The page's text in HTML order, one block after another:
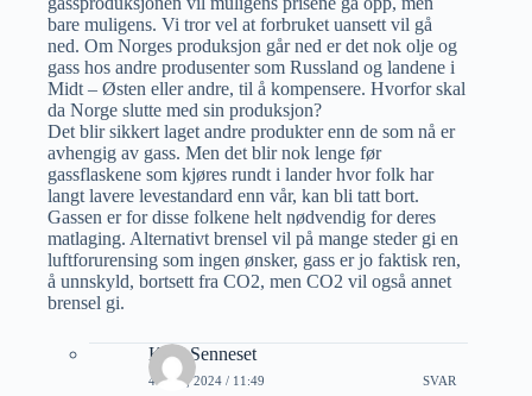
bare muligens. Vi tror vel at forbruket uansett vil gå
ned. Om Norges produksjon går ned er det nok olje og
gass hos andre produsenter som Russland og landene i
Midt – Østen eller andre, til å kompensere. Hvorfor skal
da Norge slutte med sin produksjon?
Det blir sikkert laget andre produkter enn de som nå er
avhengig av gass. Men det blir nok lenge før
gassflaskene som kjøres rundt i lander hvor folk har
langt lavere levestandard enn vår, kan bli tatt bort.
Gassen er for disse folkene helt nødvendig for deres
matlaging. Alternativt brensel vil på mange steder gi en
luftforurensing som ingen ønsker, gass er jo faktisk ren,
å unnskyld, bortsett fra CO2, men CO2 vil også annet
brensel gi.
Kjell Senneset
4 JULI, 2024 / 11:49 SVAR